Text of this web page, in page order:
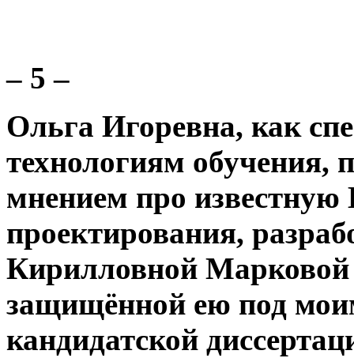
– 5 –
Ольга Игоревна, как
технологиям обучения,
мнением про известную
проектирования,
Кирилловной Марковой
защищённой ею под
кандидатской